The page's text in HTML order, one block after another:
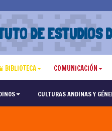
DE ESTUDIOS
BIBLIOTECA COMUNICACIÓN
CULTURAS ANDINAS Y